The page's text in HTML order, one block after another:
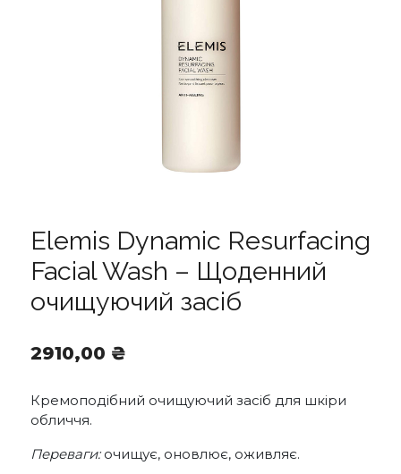
Elemis Dynamic Resurfacing
Facial Wash – Щоденний
очищуючий засіб
2910,00 ₴
Кремоподібний очищуючий засіб для шкіри
обличчя.
Переваги:очищує, оновлює, оживляє.